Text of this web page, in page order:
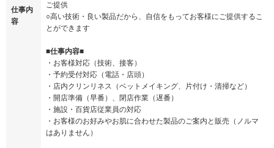
仕事内
容
ご提供
○高い技術・良い製品だから、自信をもってお客様にご提供するこ
とができます
■仕事内容■
・お客様対応（技術、接客）
・予約受付対応（電話・店頭）
・店内クリンリネス（ベットメイキング、片付け・清掃など）
・開店準備（早番）、閉店作業（遅番）
・施設・百貨店従業員の対応
・お客様のお好みやお肌に合わせた製品のご案内と販売（ノルマ
はありません）